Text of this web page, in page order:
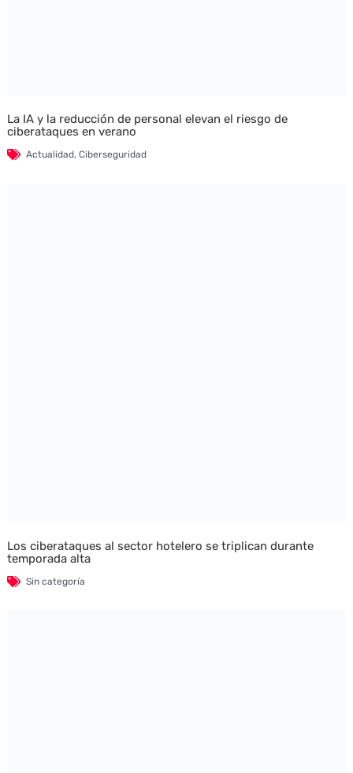
La IA y la reducción de personal elevan el riesgo de
ciberataques en verano
Actualidad, Ciberseguridad
Los ciberataques al sector hotelero se triplican durante
temporada alta
Sin categoría